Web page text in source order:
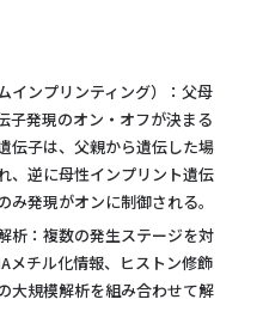
ンプリンティング）：父母
子発現のオン・オフが決まる
伝子は、父親から遺伝した場
、逆に母性インプリント遺伝
発現がオンに制御される。
：複数の発生ステージを対
メチル化情報、ヒストン修飾
⼤規模解析を組み合わせて解